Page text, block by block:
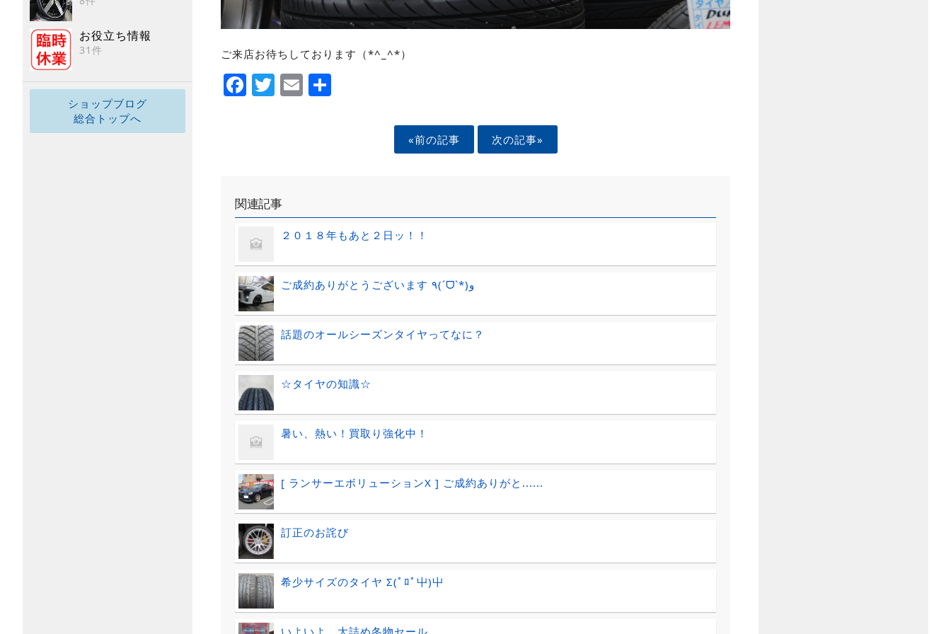
お役立ち情報
31件
ショップブログ
総合トップへ
ご来店お待ちしております（*^_^*）
Facebook
Twitter
Email
«前の記事 次の記事»
関連記事
２０１８年もあと２日ッ！！
ご成約ありがとうございます ٩(ˊᗜˋ*)و
話題のオールシーズンタイヤってなに？
☆タイヤの知識☆
暑い、熱い！買取り強化中！
[ ランサーエボリューションX ] ご成約ありがと......
訂正のお詫び
希少サイズのタイヤ Σ(ﾟﾛﾟ屮)屮
いよいよ、大詰め冬物セール